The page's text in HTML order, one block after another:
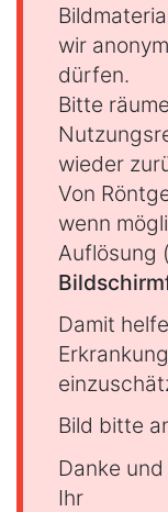
wir
dürfen.
Bitte
wieder
Von
wenn
Auflösung (
Damit
Bild bitte
Danke
Ihr